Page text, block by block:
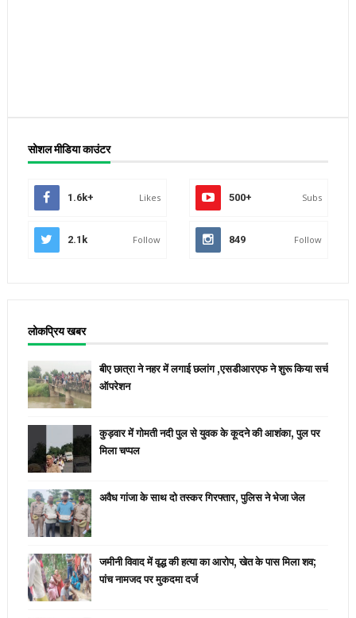
सोशल मीडिया काउंटर
1.6k+ Likes 500+ Subs
2.1k Follow 849 Follow
लोकप्रिय खबर
बीए छात्रा ने नहर में लगाई छलांग ,एसडीआरएफ ने शुरू किया सर्च
ऑपरेशन
कुड़वार में गोमती नदी पुल से युवक के कूदने की आशंका, पुल पर
मिला चप्पल
अवैध गांजा के साथ दो तस्कर गिरफ्तार, पुलिस ने भेजा जेल
जमीनी विवाद में वृद्ध की हत्या का आरोप, खेत के पास मिला शव;
पांच नामजद पर मुकदमा दर्ज